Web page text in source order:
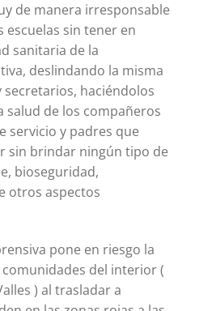
de manera irresponsable
escuelas sin tener en
sanitaria de la
deslindando la misma
haciéndolos
salud de los compañeros
servicio y padres que
sin brindar ningún tipo de
bioseguridad,
otros aspectos
pone en riesgo la
del interior (
) al trasladar a